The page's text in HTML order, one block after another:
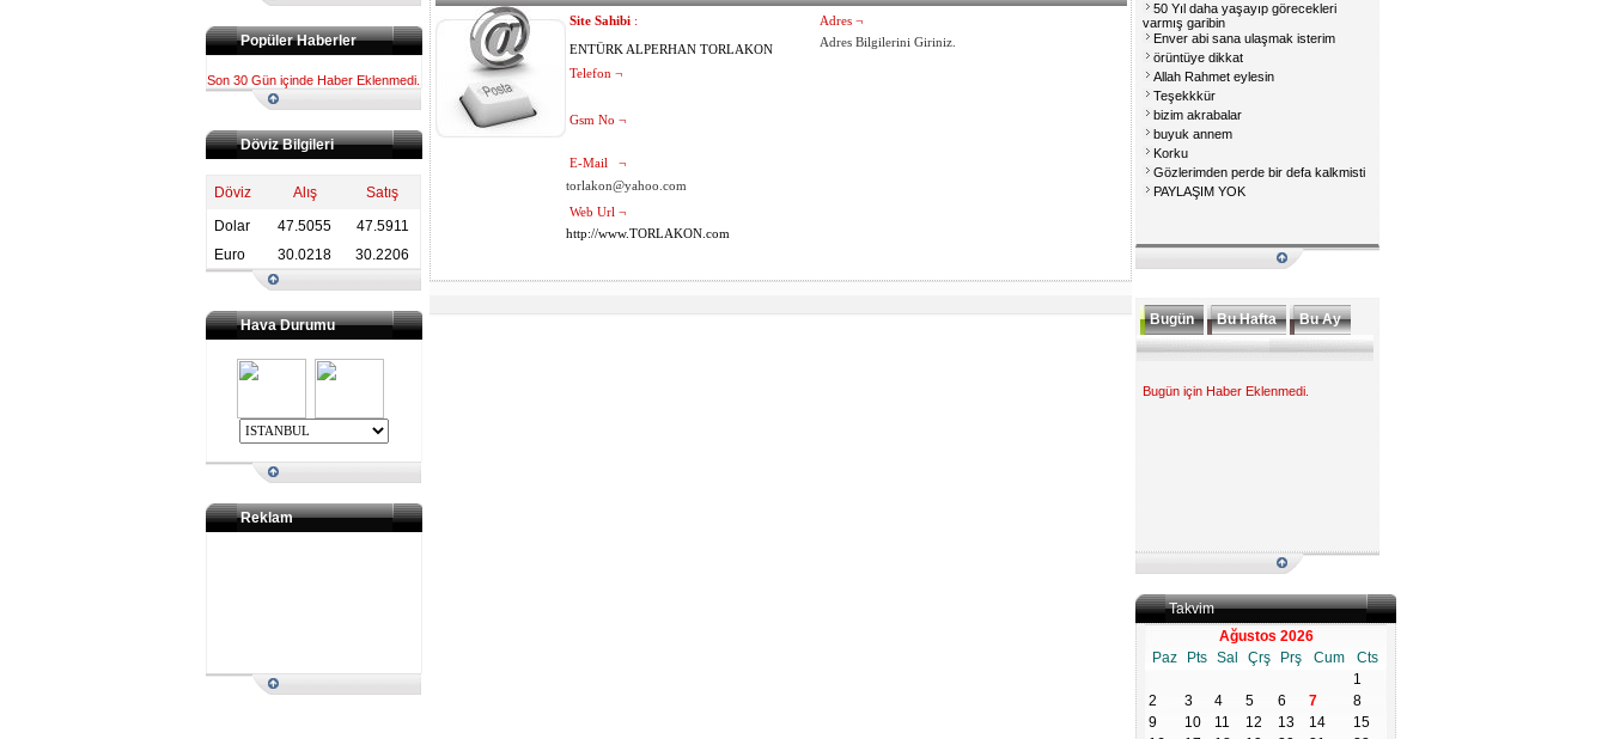
Site Sahibi : Adres ¬
ENTÜRK ALPERHAN TORLAKON
Adres Bilgilerini Giriniz.
Telefon ¬
Gsm No ¬
E-Mail ¬
torlakon@yahoo.com
Web Url ¬
http://www.TORLAKON.com
50 Yıl daha yaşayıp görecekleri
varmış garibin
Enver abi sana ulaşmak isterim
örüntüye dikkat
Allah Rahmet eylesin
Teşekkkür
bizim akrabalar
buyuk annem
Korku
Gözlerimden perde bir defa kalkmisti
PAYLAŞIM YOK
Bugün Bu Hafta Bu Ay
Bugün için Haber Eklenmedi.
Takvim
Ağustos 2026
Paz
Pts Sal Çrş Prş Cum
Cts
1
2
3 4 5 6 7
8
9
10 11 12 13 14
15
Popüler Haberler
Son 30 Gün içinde Haber Eklenmedi.
Döviz Bilgileri
Döviz Alış
Satış
Dolar
47.5055
47.5911
Euro
30.0218 30.2206
Hava Durumu
Reklam